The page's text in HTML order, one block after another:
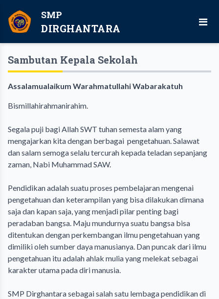
SMP
DIRGHANTARA
Sambutan Kepala Sekolah
Assalamualaikum Warahmatullahi Wabarakatuh
Bismillahirahmanirahim.
Segala puji bagi Allah SWT tuhan semesta alam yang
mengajarkan kita dengan berbagai pengetahuan. Salawat
dan salam semoga selalu tercurah kepada teladan sepanjang
zaman, Nabi Muhammad SAW.
Pendidikan adalah suatu proses pembelajaran mengenai
pengetahuan dan keterampilan yang bisa dilakukan dimana
saja dan kapan saja, yang menjadi pilar penting bagi
peradaban bangsa. Maju mundurnya suatu bangsa bisa
ditentukan dengan perkembangan ilmu pengetahuan yang
dimiliki oleh sumber daya manusianya. Dan puncak dari ilmu
pengetahuan itu adalah ahlak mulia yang melekat sebagai
karakter utama pada diri manusia.
SMP Dirghantara sebagai salah satu lembaga pendidikan di